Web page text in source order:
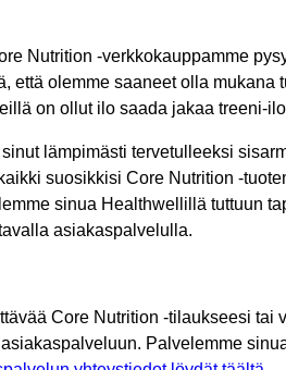
Nutrition -verkkokauppamme
että olemme saaneet olla
on ollut ilo saada jakaa treeni-
lämpimästi tervetulleeksi
suosikkisi Core Nutrition -
sinua Healthwellillä tuttuun
asiakaspalvelulla.
Core Nutrition -tilaukseesi tai
Palvelemme